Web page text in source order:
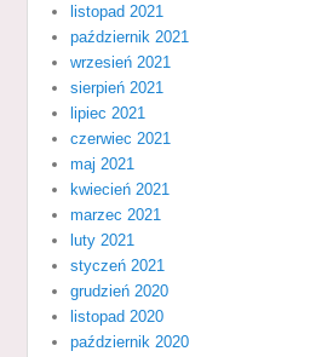
listopad 2021
październik 2021
wrzesień 2021
sierpień 2021
lipiec 2021
czerwiec 2021
maj 2021
kwiecień 2021
marzec 2021
luty 2021
styczeń 2021
grudzień 2020
listopad 2020
październik 2020